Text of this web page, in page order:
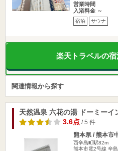
営業時間
入浴料金 ～
宿泊 サウナ
楽天トラベルの
関連情報から探す
天然温泉 六花の湯 ドーミーイ
3.6点/ 5 件
熊本県 / 熊本市
西辛島町駅82m
熊本市電2号線 辛